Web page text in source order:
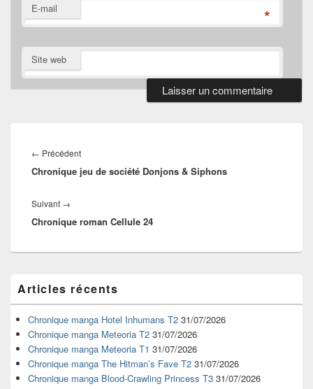
E-mail *
Site web
de
l’article
← PrécédentArticle
précédent :
Chronique jeu de société Donjons & Siphons
Suivant →
suivant :
Chronique roman Cellule 24
principale
de
widget
pour
barre
latérale
Articles récents
Chronique manga Hotel Inhumans T2 31/07/2026
Chronique manga Meteoria T2 31/07/2026
Chronique manga Meteoria T1 31/07/2026
Chronique manga The Hitman’s Fave T2 31/07/2026
Chronique manga Blood-Crawling Princess T3 31/07/2026